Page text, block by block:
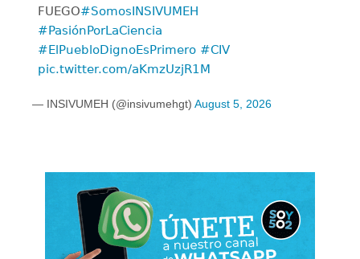
FUEGO#SomosINSIVUMEH
#PasiónPorLaCiencia
#ElPuebloDignoEsPrimero #CIV
pic.twitter.com/aKmzUzjR1M
— INSIVUMEH (@insivumehgt) August 5, 2026